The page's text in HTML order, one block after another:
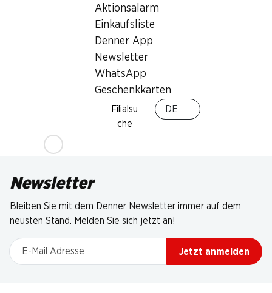
Aktionsalarm
Einkaufsliste
Denner App
Newsletter
WhatsApp
Geschenkkarten
Filialsu
che
DE
Newsletter
Bleiben Sie mit dem Denner Newsletter immer auf dem
neusten Stand. Melden Sie sich jetzt an!
E-Mail Adresse
Jetzt anmelden